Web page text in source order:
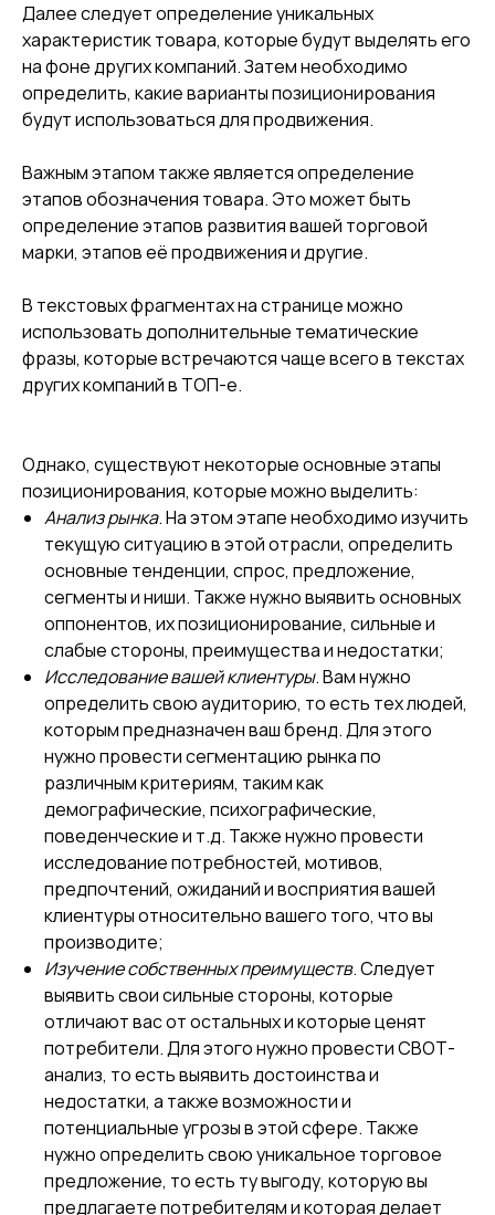
Далее следует определение уникальных
характеристик товара, которые будут выделять его
на фоне других компаний. Затем необходимо
определить, какие варианты позиционирования
будут использоваться для продвижения.
Важным этапом также является определение
этапов обозначения товара. Это может быть
определение этапов развития вашей торговой
марки, этапов её продвижения и другие.
В текстовых фрагментах на странице можно
использовать дополнительные тематические
фразы, которые встречаются чаще всего в текстах
других компаний в ТОП-e.
Однако, существуют некоторые основные этапы
позиционирования, которые можно выделить:
Анализ рынка. На этом этапе необходимо изучить
текущую ситуацию в этой отрасли, определить
основные тенденции, спрос, предложение,
сегменты и ниши. Также нужно выявить основных
оппонентов, их позиционирование, сильные и
слабые стороны, преимущества и недостатки;
Исследование вашей клиентуры. Вам нужно
определить свою аудиторию, то есть тех людей,
которым предназначен ваш бренд. Для этого
нужно провести сегментацию рынка по
различным критериям, таким как
демографические, психографические,
поведенческие и т.д. Также нужно провести
исследование потребностей, мотивов,
предпочтений, ожиданий и восприятия вашей
клиентуры относительно вашего того, что вы
производите;
Изучение собственных преимуществ. Следует
выявить свои сильные стороны, которые
отличают вас от остальных и которые ценят
потребители. Для этого нужно провести СВОТ-
анализ, то есть выявить достоинства и
недостатки, а также возможности и
потенциальные угрозы в этой сфере. Также
нужно определить свою уникальное торговое
предложение, то есть ту выгоду, которую вы
предлагаете потребителям и которая делает